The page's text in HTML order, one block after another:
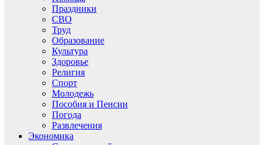
Праздники
СВО
Труд
Образование
Культура
Здоровье
Религия
Спорт
Молодежь
Пособия и Пенсии
Погода
Развлечения
Экономика